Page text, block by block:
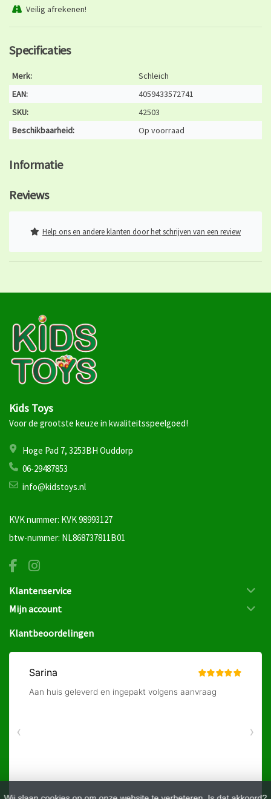
Veilig afrekenen!
Specificaties
Merk:
Schleich
EAN:
4059433572741
SKU:
42503
Beschikbaarheid:
Op voorraad
Informatie
Reviews
Help ons en andere klanten door het schrijven van een review
Kids Toys
Voor de grootste keuze in kwaliteitsspeelgoed!
Hoge Pad 7, 3253BH Ouddorp
06-29487853
info@kidstoys.nl
KVK nummer: KVK 98993127
btw-nummer: NL868737811B01
Klantenservice
Mijn account
Klantbeoordelingen